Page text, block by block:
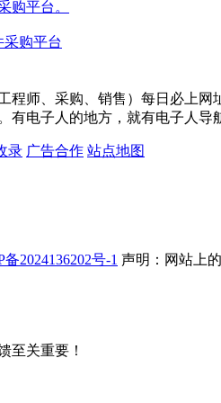
购平台。
采购平台
程师、采购、销售）每日必上
有电子人的地方，就有电子人导
录 广告合作 站点地图
备2024136202号-1 声明：网站上
至关重要！